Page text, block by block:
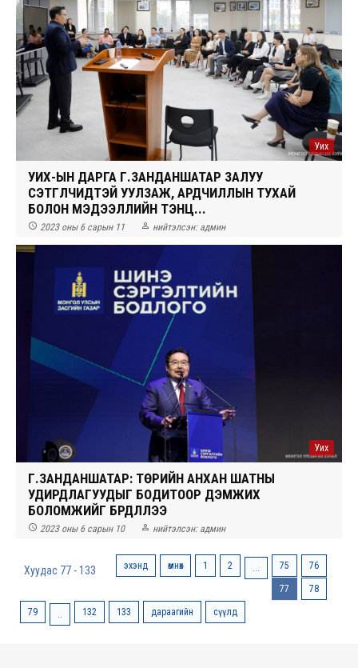
Уих
УИХ-ЫН ДАРГА Г.ЗАНДАНШАТАР ЗАЛУУ
СЭТГҮҮЛЧИДТЭЙ УУЛЗАЖ, АРДЧИЛЛЫН ТУХАЙ
БОЛОН МЭДЭЭЛЛИЙН ТЭНЦ...
 2023 оны 6 сарын 11  нийтэлсэн: админ
Уих
Г.ЗАНДАНШАТАР: ТӨРИЙН АНХАН ШАТНЫ
УДИРДЛАГУУДЫГ БОДИТООР ДЭМЖИХ
БОЛОМЖИЙГ БҮРДҮҮЛЛЭЭ
 2023 оны 6 сарын 10  нийтэлсэн: админ
Хуудас 77 - 133 эхэнд өмнөх 1 2 75 76
77 78
79 132 133 дараагийн сүүлд